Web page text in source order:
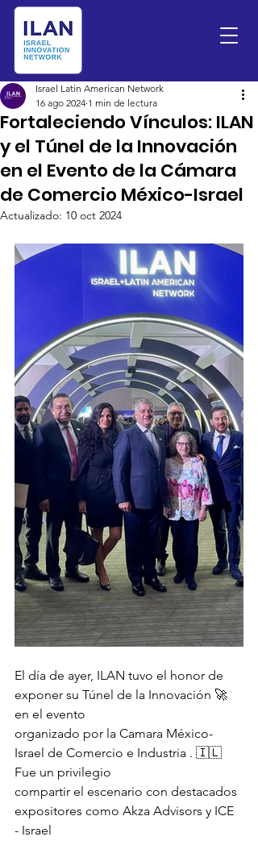
Fortaleciendo Vínculos: ILAN
y el Túnel de la Innovación
en el Evento de la Cámara
de Comercio México-Israel
Israel Latin American Network
16 ago 2024 1 min de lectura
Actualizado: 10 oct 2024
El día de ayer, ILAN tuvo el honor de
exponer su Túnel de la Innovación 🚀
en el evento
organizado por la Camara México-
Israel de Comercio e Industria . 🇮🇱
Fue un privilegio
compartir el escenario con destacados
expositores como Akza Advisors y ICE
- Israel